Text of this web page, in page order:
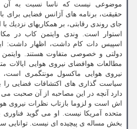
موضوعی نیست كه ناسا نسبت به آن
حقیقت، برنامه های آژانس فضایی برای
جای روندی رقابتی، بر همكاریهای
استوار است. وِندی وایتمن كاب در
اسپیس دات كام داشت، اظهار داشت:
دولتی و خصوصی متفاوت هستند. وایتمن
نیروی هوایی ماكسول مونتگمری است،
سیاست گذاری های اكتشافات فضایی را
دارد آنچه در این مصاحبه از آن صحبت
اش است و لزوما بازتاب نظرات نیروی
متحده آمریكا نیست. او می گوید فناوری